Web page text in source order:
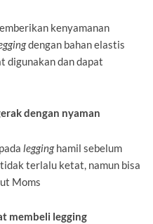
kenyamanan
dengan bahan elastis
digunakan dan dapat
dengan nyaman
legginghamil sebelum
terlalu ketat, namun bisa
Moms
membeli legging